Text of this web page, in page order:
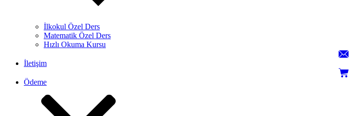
İlkokul Özel Ders
Matematik Özel Ders
Hızlı Okuma Kursu
İletişim
Ödeme